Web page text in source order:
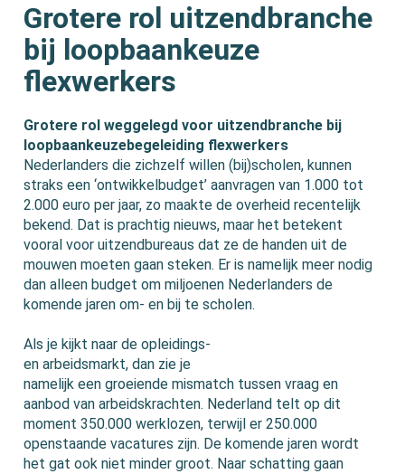
Grotere rol uitzendbranche
bij loopbaankeuze
flexwerkers
Grotere rol weggelegd voor uitzendbranche bij
loopbaankeuzebegeleiding flexwerkers
Nederlanders die zichzelf willen (bij)scholen, kunnen
straks een ‘ontwikkelbudget’ aanvragen van 1.000 tot
2.000 euro per jaar, zo maakte de overheid recentelijk
bekend. Dat is prachtig nieuws, maar het betekent
vooral voor uitzendbureaus dat ze de handen uit de
mouwen moeten gaan steken. Er is namelijk meer nodig
dan alleen budget om miljoenen Nederlanders de
komende jaren om- en bij te scholen.
Als je kijkt naar de opleidings-
en arbeidsmarkt, dan zie je
namelijk een groeiende mismatch tussen vraag en
aanbod van arbeidskrachten. Nederland telt op dit
moment 350.000 werklozen, terwijl er 250.000
openstaande vacatures zijn. De komende jaren wordt
het gat ook niet minder groot. Naar schatting gaan